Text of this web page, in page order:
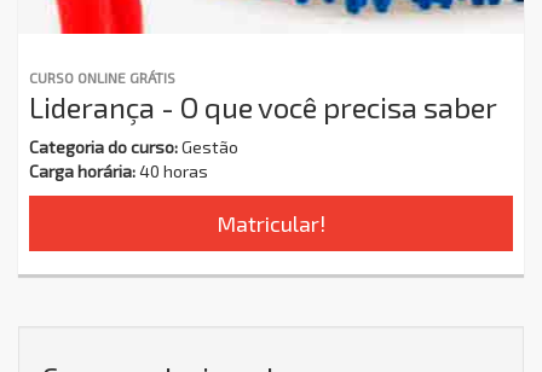
CURSO ONLINE GRÁTIS
Liderança - O que você precisa saber
Categoria do curso:Gestão
Carga horária:40 horas
Matricular!